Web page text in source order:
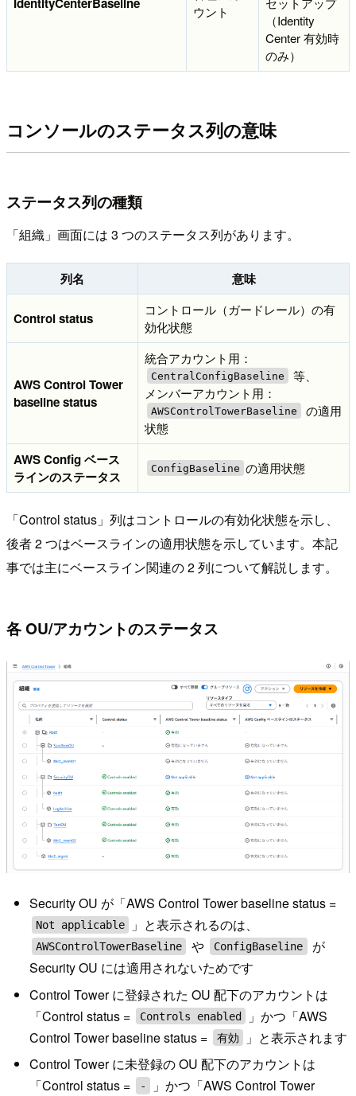
ウント
（Identity
Center 有効時
のみ）
コンソールのステータス列の意味
ステータス列の種類
「組織」画面には 3 つのステータス列があります。
列名 意味
Control status
コントロール（ガードレール）の有
効化状態
AWS Control Tower
baseline status
統合アカウント用：
CentralConfigBaseline
等、
メンバーアカウント用：
AWSControlTowerBaseline
の適用
状態
AWS Config ベース
ラインのステータス
ConfigBaseline の適用状態
「Control status」列はコントロールの有効化状態を示し、
後者 2 つはベースラインの適用状態を示しています。本記
事では主にベースライン関連の 2 列について解説します。
各 OU/アカウントのステータス
Security OU が「AWS Control Tower baseline status =
Not applicable 」と表示されるのは、
AWSControlTowerBaseline や ConfigBaseline
が
Security OU には適用されないためです
Control Tower に登録された OU 配下のアカウントは
「Control status =
Controls enabled
」かつ「AWS
Control Tower baseline status =
有効
」と表示されます
Control Tower に未登録の OU 配下のアカウントは
「Control status =
-
」かつ「AWS Control Tower